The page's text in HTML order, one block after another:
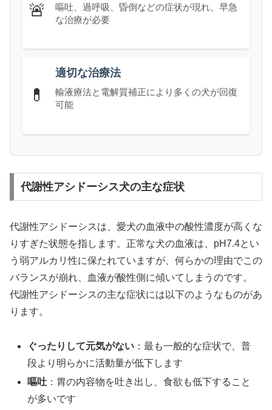
🚨
嘔吐、過呼吸、昏倒などの症状が現れ、早急
な治療が必要
💊
適切な治療法
輸液療法と電解質補正により多くの犬が回復
可能
代謝性アシドーシス犬の主な症状
代謝性アシドーシスは、愛犬の血液中の酸性濃度が高くな
りすぎた状態を指します。正常な犬の血液は、pH7.4とい
う弱アルカリ性に保たれていますが、何らかの理由でこの
バランスが崩れ、血液が酸性側に傾いてしまうのです。
代謝性アシドーシスの主な症状には以下のようなものがあ
ります。
ぐったりして元気がない ：最も一般的な症状で、普
段より明らかに活動量が低下します
嘔吐 ：胃の内容物を吐き出し、食欲も低下すること
が多いです